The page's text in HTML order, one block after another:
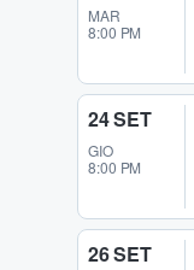
MAR
8:00 PM
24 SET
GIO
8:00 PM
26 SET